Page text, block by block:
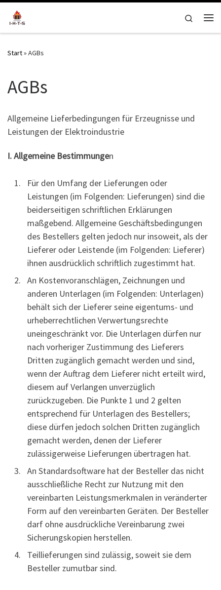
Zum Inhalt springen
Search
Start»AGBs
AGBs
Allgemeine Lieferbedingungen für Erzeugnisse und
Leistungen der Elektroindustrie
I. Allgemeine Bestimmungen
Für den Umfang der Lieferungen oder
Leistungen (im Folgenden: Lieferungen) sind die
beiderseitigen schriftlichen Erklärungen
maßgebend. Allgemeine Geschäftsbedingungen
des Bestellers gelten jedoch nur insoweit, als der
Lieferer oder Leistende (im Folgenden: Lieferer)
ihnen ausdrücklich schriftlich zugestimmt hat.
An Kostenvoranschlägen, Zeichnungen und
anderen Unterlagen (im Folgenden: Unterlagen)
behält sich der Lieferer seine eigentums- und
urheberrechtlichen Verwertungsrechte
uneingeschränkt vor. Die Unterlagen dürfen nur
nach vorheriger Zustimmung des Lieferers
Dritten zugänglich gemacht werden und sind,
wenn der Auftrag dem Lieferer nicht erteilt wird,
diesem auf Verlangen unverzüglich
zurückzugeben. Die Punkte 1 und 2 gelten
entsprechend für Unterlagen des Bestellers;
diese dürfen jedoch solchen Dritten zugänglich
gemacht werden, denen der Lieferer
zulässigerweise Lieferungen übertragen hat.
An Standardsoftware hat der Besteller das nicht
ausschließliche Recht zur Nutzung mit den
vereinbarten Leistungsmerkmalen in veränderter
Form auf den vereinbarten Geräten. Der Besteller
darf ohne ausdrückliche Vereinbarung zwei
Sicherungskopien herstellen.
Teillieferungen sind zulässig, soweit sie dem
Besteller zumutbar sind.